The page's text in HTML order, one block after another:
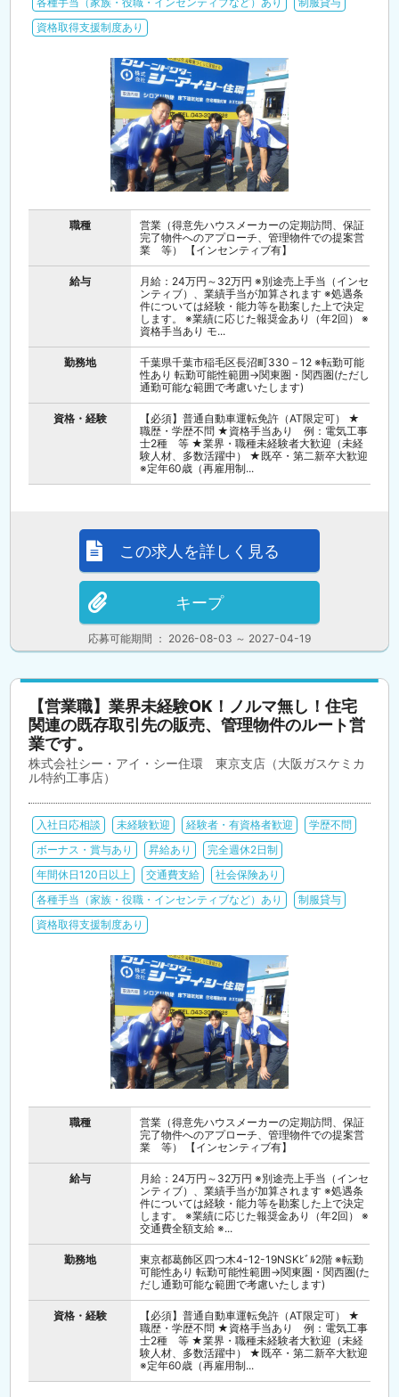
資格取得支援制度あり
職種
営業（得意先ハウスメーカーの定期訪問、保証
完了物件へのアプローチ、管理物件での提案営
業 等） 【インセンティブ有】
給与
月給：24万円～32万円 ※別途売上手当（インセ
ンティブ）、業績手当が加算されます ※処遇条
件については経験・能力等を勘案した上で決定
します。 ※業績に応じた報奨金あり（年2回） ※
資格手当あり モ...
勤務地
千葉県千葉市稲毛区長沼町330－12 ※転勤可能
性あり 転勤可能性範囲→関東圏・関西圏(ただし
通勤可能な範囲で考慮いたします)
資格・経験
【必須】普通自動車運転免許（AT限定可） ★
職歴・学歴不問 ★資格手当あり 例：電気工事
士2種 等 ★業界・職種未経験者大歓迎（未経
験人材、多数活躍中） ★既卒・第二新卒大歓迎
※定年60歳（再雇用制...
応募可能期間 ： 2026-08-03 ～ 2027-04-19
この求人を詳しく見る
キープ
【営業職】業界未経験OK！ノルマ無し！住宅
関連の既存取引先の販売、管理物件のルート営
業です。
株式会社シー・アイ・シー住環 東京支店（大阪ガスケミカ
ル特約工事店）
入社日応相談 未経験歓迎 経験者・有資格者歓迎
学歴不問
ボーナス・賞与あり
昇給あり
完全週休2日制
年間休日120日以上
交通費支給
社会保険あり
各種手当（家族・役職・インセンティブなど）あり
制服貸与
資格取得支援制度あり
職種
営業（得意先ハウスメーカーの定期訪問、保証
完了物件へのアプローチ、管理物件での提案営
業 等） 【インセンティブ有】
給与
月給：24万円～32万円 ※別途売上手当（インセ
ンティブ）、業績手当が加算されます ※処遇条
件については経験・能力等を勘案した上で決定
します。 ※業績に応じた報奨金あり（年2回） ※
交通費全額支給 ※...
勤務地
東京都葛飾区四つ木4-12-19NSKﾋﾞﾙ2階 ※転勤
可能性あり 転勤可能性範囲→関東圏・関西圏(た
だし通勤可能な範囲で考慮いたします)
資格・経験
【必須】普通自動車運転免許（AT限定可） ★
職歴・学歴不問 ★資格手当あり 例：電気工事
士2種 等 ★業界・職種未経験者大歓迎（未経
験人材、多数活躍中） ★既卒・第二新卒大歓迎
※定年60歳（再雇用制...